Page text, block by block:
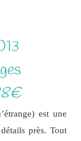
est une
près. Tout